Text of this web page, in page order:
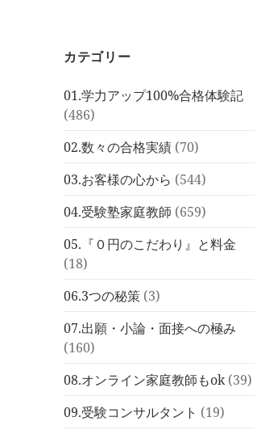
カテゴリー
01.学力アップ100%合格体験記
(486)
02.数々の合格実績 (70)
03.お客様の心から (544)
04.受験塾家庭教師 (659)
05.『０円のこだわり』と料金
(18)
06.3つの秘策 (3)
07.出願・小論・面接への極み
(160)
08.オンライン家庭教師もok(39)
09.受験コンサルタント (19)